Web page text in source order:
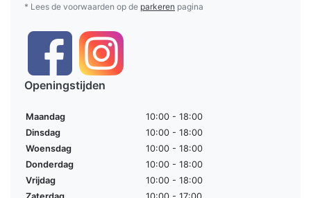
* Lees de voorwaarden op de parkeren pagina
Openingstijden
Maandag
10:00 - 18:00
Dinsdag
10:00 - 18:00
Woensdag
10:00 - 18:00
Donderdag
10:00 - 18:00
Vrijdag
10:00 - 18:00